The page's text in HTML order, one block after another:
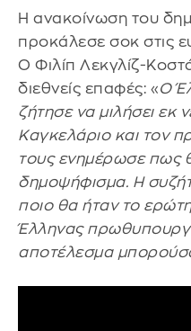
Η ανακοίνωση του
προκάλεσε σοκ στις
Ο Φιλίπ Λεκγλίζ-
διεθνείς επαφές: «Ο
ζήτησε να μιλήσει εκ
Καγκελάριο και τον
τους ενημέρωσε πως
δημοψήφισμα. Η
ποιο θα ήταν το
Έλληνας
αποτέλεσμα